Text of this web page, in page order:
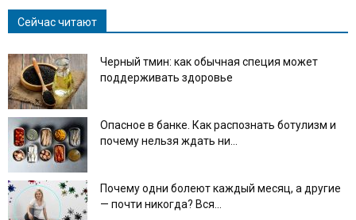
Сейчас читают
Черный тмин: как обычная специя может
поддерживать здоровье
Опасное в банке. Как распознать ботулизм и
почему нельзя ждать ни...
Почему одни болеют каждый месяц, а другие
— почти никогда? Вся...